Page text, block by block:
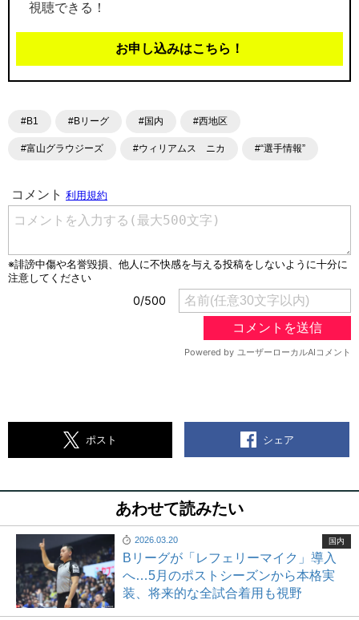
視聴できる！
お申し込みはこちら！
#B1 #Bリーグ #国内 #西地区
#富山グラウジーズ #ウィリアムス ニカ #“選手情報”
ポスト シェア
あわせて読みたい
2026.03.20
Bリーグが「レフェリーマイク」導入
へ…5月のポストシーズンから本格実
装、将来的な全試合着用も視野
国内